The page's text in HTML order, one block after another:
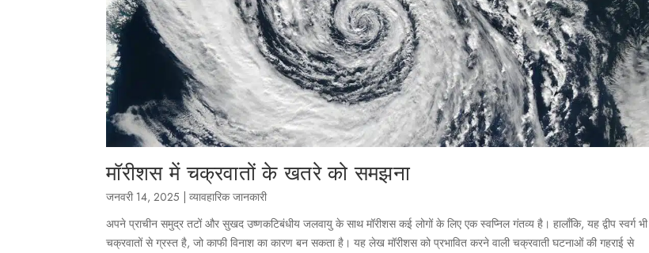
मॉरीशस में चक्रवातों के खतरे को समझना
जनवरी 14, 2025 |व्यावहारिक जानकारी
अपने प्राचीन समुद्र तटों और सुखद उष्णकटिबंधीय जलवायु के साथ मॉरीशस कई लोगों के लिए एक स्वप्निल गंतव्य है। हालाँकि, यह द्वीप स्वर्ग भी
चक्रवातों से ग्रस्त है, जो काफी विनाश का कारण बन सकता है। यह लेख मॉरीशस को प्रभावित करने वाली चक्रवाती घटनाओं की गहराई से